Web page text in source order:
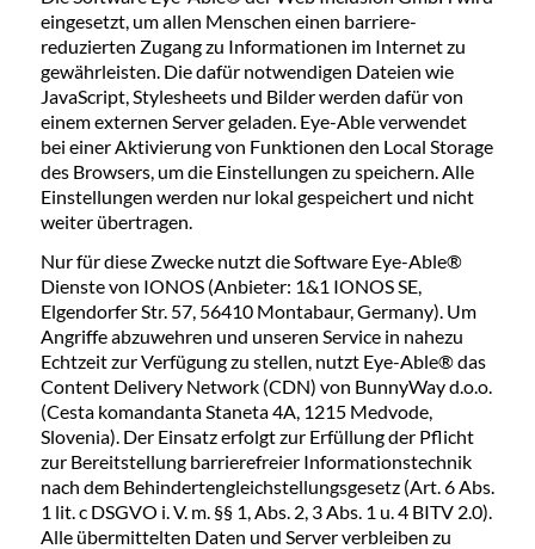
eingesetzt, um allen Menschen einen barriere-
reduzierten Zugang zu Informationen im Internet zu
gewährleisten. Die dafür notwendigen Dateien wie
JavaScript, Stylesheets und Bilder werden dafür von
einem externen Server geladen. Eye-Able verwendet
bei einer Aktivierung von Funktionen den Local Storage
des Browsers, um die Einstellungen zu speichern. Alle
Einstellungen werden nur lokal gespeichert und nicht
weiter übertragen.
Nur für diese Zwecke nutzt die Software Eye-Able®
Dienste von IONOS (Anbieter: 1&1 IONOS SE,
Elgendorfer Str. 57, 56410 Montabaur, Germany). Um
Angriffe abzuwehren und unseren Service in nahezu
Echtzeit zur Verfügung zu stellen, nutzt Eye-Able® das
Content Delivery Network (CDN) von BunnyWay d.o.o.
(Cesta komandanta Staneta 4A, 1215 Medvode,
Slovenia). Der Einsatz erfolgt zur Erfüllung der Pflicht
zur Bereitstellung barrierefreier Informationstechnik
nach dem Behindertengleichstellungsgesetz (Art. 6 Abs.
1 lit. c DSGVO i. V. m. §§ 1, Abs. 2, 3 Abs. 1 u. 4 BITV 2.0).
Alle übermittelten Daten und Server verbleiben zu